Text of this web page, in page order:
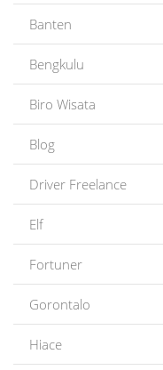
Banten
Bengkulu
Biro Wisata
Blog
Driver Freelance
Elf
Fortuner
Gorontalo
Hiace